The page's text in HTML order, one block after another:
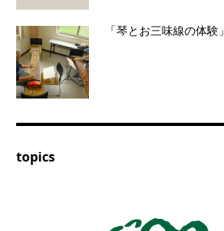
「琴とお三味線の体験」
topics